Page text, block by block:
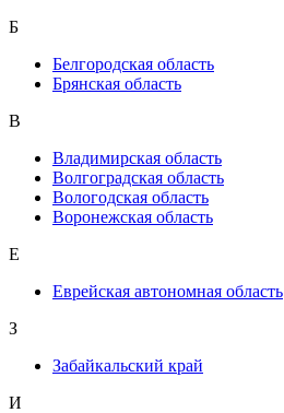
Б
Белгородская область
Брянская область
В
Владимирская область
Волгоградская область
Вологодская область
Воронежская область
Е
Еврейская автономная область
З
Забайкальский край
И